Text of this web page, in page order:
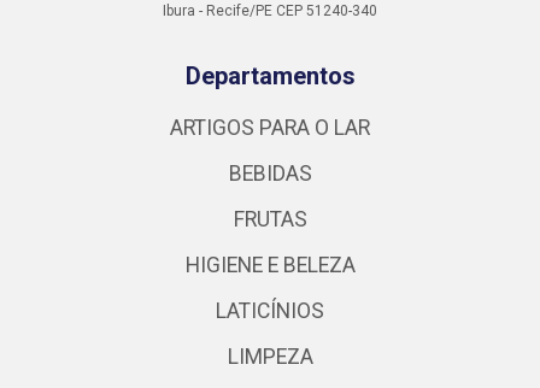
Ibura - Recife/PE CEP 51240-340
Departamentos
ARTIGOS PARA O LAR
BEBIDAS
FRUTAS
HIGIENE E BELEZA
LATICÍNIOS
LIMPEZA